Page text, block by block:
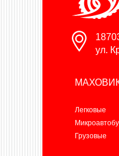
ул.
Легковые
Грузовые